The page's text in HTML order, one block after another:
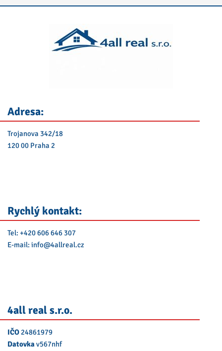
Adresa:
Trojanova 342/18
120 00 Praha 2
Rychlý kontakt:
Tel: +420 606 646 307
E-mail: info@4allreal.cz
4all real s.r.o.
IČO 24861979
Datovka v567nhf